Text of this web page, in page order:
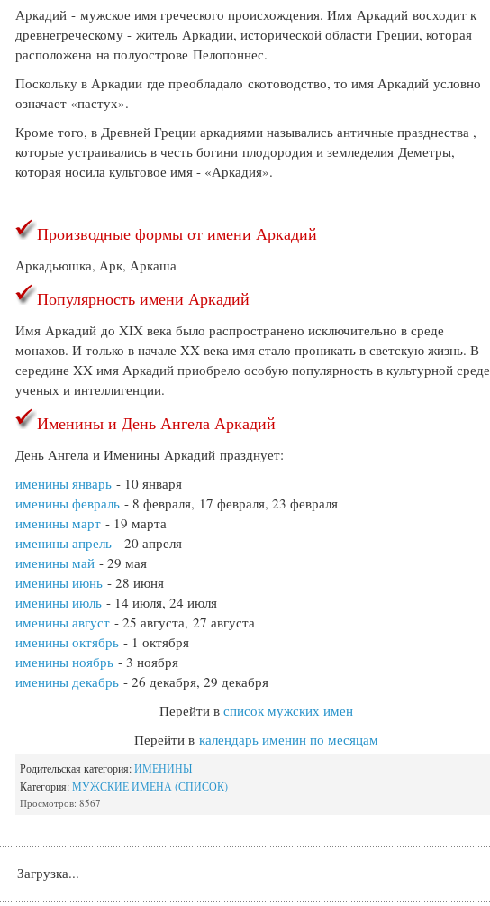
Аркадий - мужское имя греческого происхождения. Имя Аркадий восходит к
древнегреческому - житель Аркадии, исторической области Греции, которая
расположена на полуострове Пелопоннес.
Поскольку в Аркадии где преобладало скотоводство, то имя Аркадий условно
означает «пастух».
Кроме того, в Древней Греции аркадиями назывались античные празднества ,
которые устраивались в честь богини плодородия и земледелия Деметры,
которая носила культовое имя - «Аркадия».
Производные формы от имени Аркадий
Аркадьюшка, Арк, Аркаша
Популярность имени Аркадий
Имя Аркадий до XIX века было распространено исключительно в среде
монахов. И только в начале XX века имя стало проникать в светскую жизнь. В
середине XX имя Аркадий приобрело особую популярность в культурной среде
ученых и интеллигенции.
Именины и День Ангела Аркадий
День Ангела и Именины Аркадий празднует:
именины январь - 10 января
именины февраль - 8 февраля, 17 февраля, 23 февраля
именины март - 19 марта
именины апрель - 20 апреля
именины май - 29 мая
именины июнь - 28 июня
именины июль - 14 июля, 24 июля
именины август - 25 августа, 27 августа
именины октябрь - 1 октября
именины ноябрь - 3 ноября
именины декабрь - 26 декабря, 29 декабря
Перейти в список мужских имен
Перейти в календарь именин по месяцам
Родительская категория:ИМЕНИНЫ
Категория:МУЖСКИЕ ИМЕНА (СПИСОК)
Просмотров: 8567
Загрузка...